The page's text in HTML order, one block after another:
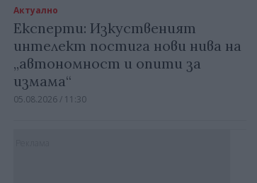
Актуално
Експерти: Изкуственият
интелект постига нови нива на
„автономност и опити за
измама“
05.08.2026 / 11:30